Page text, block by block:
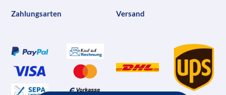
Zahlungsarten Versand